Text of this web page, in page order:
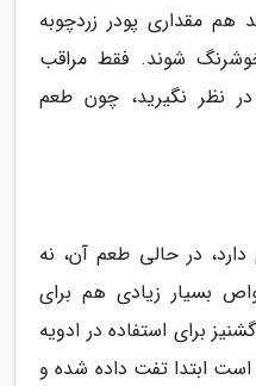
هم مقداری پودر زردچوبه
شوند. فقط مراقب
در نظر نگیرید، چون طعم
در حالی طعم آن، نه
بسیار زیادی هم برای
برای استفاده در ادویه
است ابتدا تفت داده شده و